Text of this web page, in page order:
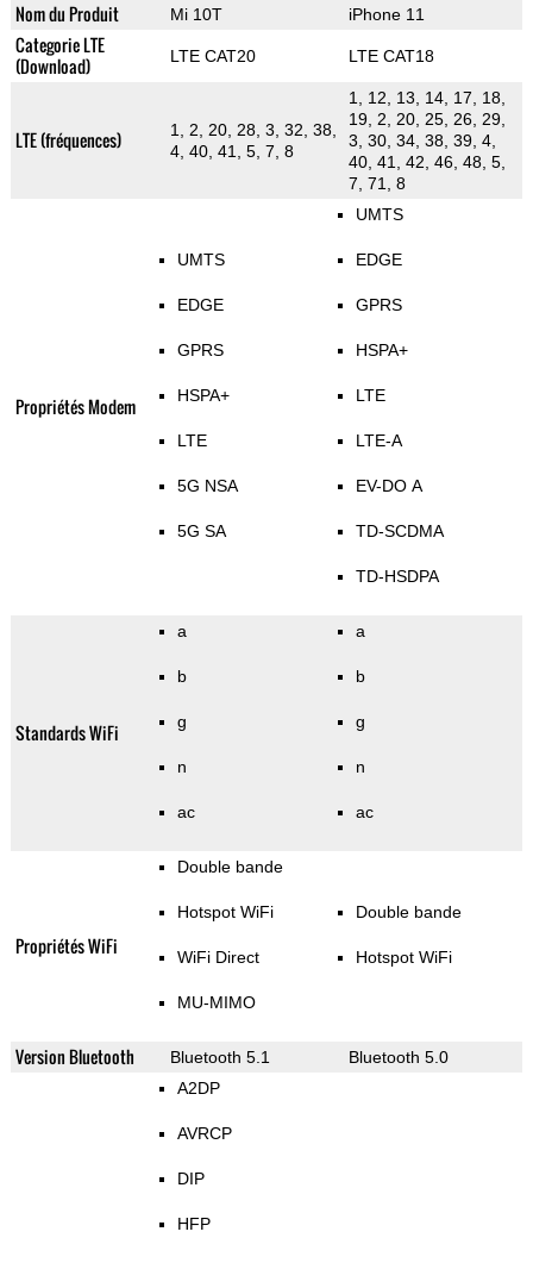
Nom du Produit Mi 10T iPhone 11
Categorie LTE
(Download)
LTE CAT20 LTE CAT18
LTE (fréquences)
1, 2, 20, 28, 3, 32, 38,
4, 40, 41, 5, 7, 8
1, 12, 13, 14, 17, 18,
19, 2, 20, 25, 26, 29,
3, 30, 34, 38, 39, 4,
40, 41, 42, 46, 48, 5,
7, 71, 8
Propriétés Modem
UMTS
EDGE
GPRS
HSPA+
LTE
5G NSA
5G SA
UMTS
EDGE
GPRS
HSPA+
LTE
LTE-A
EV-DO A
TD-SCDMA
TD-HSDPA
Standards WiFi
a
b
g
n
ac
a
b
g
n
ac
Propriétés WiFi
Double bande
Hotspot WiFi
WiFi Direct
MU-MIMO
Double bande
Hotspot WiFi
Version Bluetooth Bluetooth 5.1
Bluetooth 5.0
A2DP
AVRCP
DIP
HFP